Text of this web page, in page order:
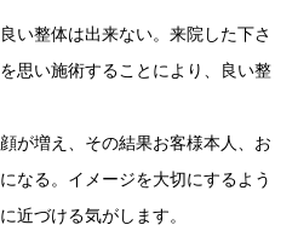
い整体は出来ない。来院した下さ
思い施術することにより、良い整
が増え、その結果お客様本人、お
なる。イメージを大切にするよう
近づける気がします。